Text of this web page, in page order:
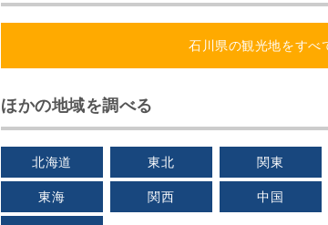
石川県の観光地をすべ
ほかの地域を調べる
北海道 東北 関東
東海 関西 中国